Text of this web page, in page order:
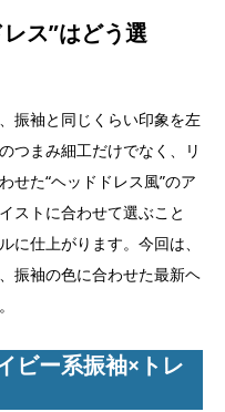
ス”はどう選
振袖と同じくらい印象を左
つまみ細工だけでなく、リ
せた“ヘッドドレス風”のア
ストに合わせて選ぶこと
に仕上がります。今回は、
振袖の色に合わせた最新ヘ
ビー系振袖×トレ